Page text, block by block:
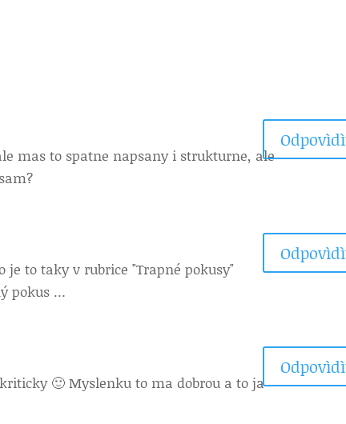
mas to spatne napsany i strukturne, ale
je to taky v rubrice "Trapné pokusy"
pokus …
🙂 Myslenku to ma dobrou a to ja